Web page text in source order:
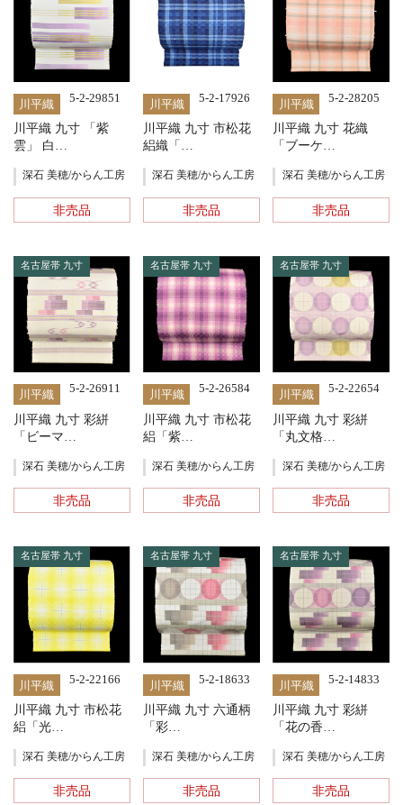
川平織 5-2-29851
川平織 九寸 「紫
雲」 白…
深石 美穂/からん工房
非売品
川平織 5-2-17926
川平織 九寸 市松花
絽織「…
深石 美穂/からん工房
非売品
川平織 5-2-28205
川平織 九寸 花織
「ブーケ…
深石 美穂/からん工房
非売品
名古屋帯 九寸
川平織 5-2-26911
川平織 九寸 彩絣
「ビーマ…
深石 美穂/からん工房
非売品
名古屋帯 九寸
川平織 5-2-26584
川平織 九寸 市松花
絽「紫…
深石 美穂/からん工房
非売品
名古屋帯 九寸
川平織 5-2-22654
川平織 九寸 彩絣
「丸文格…
深石 美穂/からん工房
非売品
名古屋帯 九寸
川平織 5-2-22166
川平織 九寸 市松花
絽「光…
深石 美穂/からん工房
非売品
名古屋帯 九寸
川平織 5-2-18633
川平織 九寸 六通柄
「彩…
深石 美穂/からん工房
非売品
名古屋帯 九寸
川平織 5-2-14833
川平織 九寸 彩絣
「花の香…
深石 美穂/からん工房
非売品